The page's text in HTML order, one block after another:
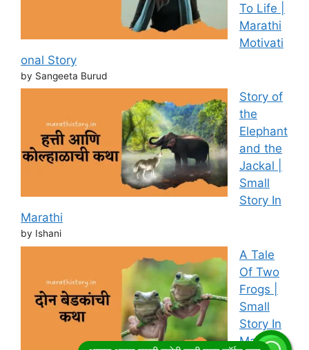
To Life |
Marathi
Motivati
onal Story
by Sangeeta Burud
Story of
the
Elephant
and the
Jackal |
Small
Story In
Marathi
by Ishani
A Tale
Of Two
Frogs |
Small
Story In
Marathi